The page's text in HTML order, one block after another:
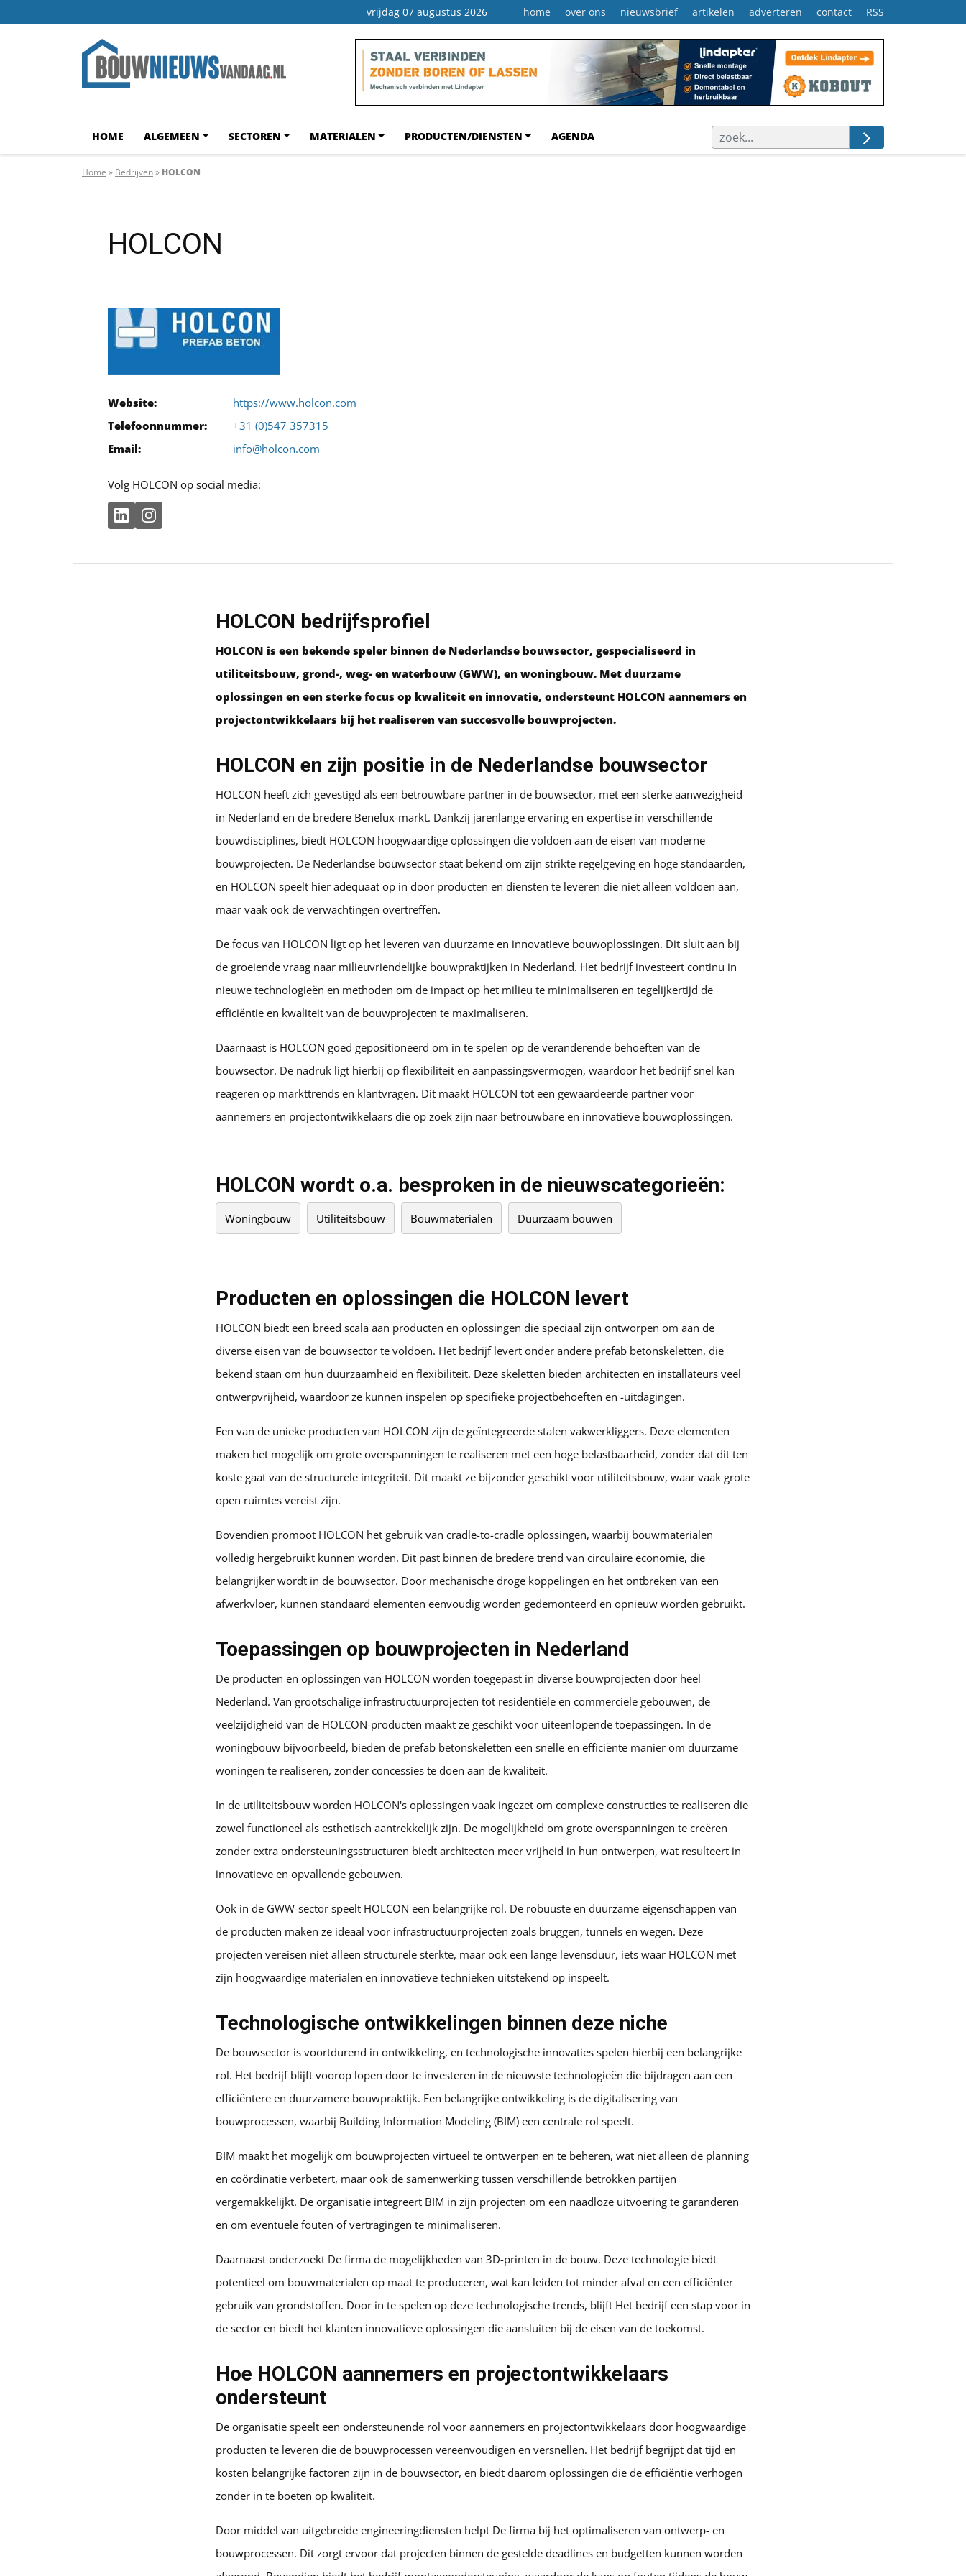
vrijdag 07 augustus 2026 home over ons nieuwsbrief artikelen adverteren contact RSS
HOME ALGEMEEN SECTOREN MATERIALEN PRODUCTEN/DIENSTEN AGENDA
Home » Bedrijven» HOLCON
HOLCON
Website:
https://www.holcon.com
Telefoonnummer:
+31 (0)547 357315
Email:
info@holcon.com
Volg HOLCON op social media:
HOLCON bedrijfsprofiel
HOLCON is een bekende speler binnen de Nederlandse bouwsector, gespecialiseerd in
utiliteitsbouw, grond-, weg- en waterbouw (GWW), en woningbouw. Met duurzame
oplossingen en een sterke focus op kwaliteit en innovatie, ondersteunt HOLCON aannemers en
projectontwikkelaars bij het realiseren van succesvolle bouwprojecten.
HOLCON en zijn positie in de Nederlandse bouwsector
HOLCON heeft zich gevestigd als een betrouwbare partner in de bouwsector, met een sterke aanwezigheid
in Nederland en de bredere Benelux-markt. Dankzij jarenlange ervaring en expertise in verschillende
bouwdisciplines, biedt HOLCON hoogwaardige oplossingen die voldoen aan de eisen van moderne
bouwprojecten. De Nederlandse bouwsector staat bekend om zijn strikte regelgeving en hoge standaarden,
en HOLCON speelt hier adequaat op in door producten en diensten te leveren die niet alleen voldoen aan,
maar vaak ook de verwachtingen overtreffen.
De focus van HOLCON ligt op het leveren van duurzame en innovatieve bouwoplossingen. Dit sluit aan bij
de groeiende vraag naar milieuvriendelijke bouwpraktijken in Nederland. Het bedrijf investeert continu in
nieuwe technologieën en methoden om de impact op het milieu te minimaliseren en tegelijkertijd de
efficiëntie en kwaliteit van de bouwprojecten te maximaliseren.
Daarnaast is HOLCON goed gepositioneerd om in te spelen op de veranderende behoeften van de
bouwsector. De nadruk ligt hierbij op flexibiliteit en aanpassingsvermogen, waardoor het bedrijf snel kan
reageren op markttrends en klantvragen. Dit maakt HOLCON tot een gewaardeerde partner voor
aannemers en projectontwikkelaars die op zoek zijn naar betrouwbare en innovatieve bouwoplossingen.
HOLCON wordt o.a. besproken in de nieuwscategorieën:
Woningbouw Utiliteitsbouw Bouwmaterialen Duurzaam bouwen
Producten en oplossingen die HOLCON levert
HOLCON biedt een breed scala aan producten en oplossingen die speciaal zijn ontworpen om aan de
diverse eisen van de bouwsector te voldoen. Het bedrijf levert onder andere prefab betonskeletten, die
bekend staan om hun duurzaamheid en flexibiliteit. Deze skeletten bieden architecten en installateurs veel
ontwerpvrijheid, waardoor ze kunnen inspelen op specifieke projectbehoeften en -uitdagingen.
Een van de unieke producten van HOLCON zijn de geïntegreerde stalen vakwerkliggers. Deze elementen
maken het mogelijk om grote overspanningen te realiseren met een hoge belastbaarheid, zonder dat dit ten
koste gaat van de structurele integriteit. Dit maakt ze bijzonder geschikt voor utiliteitsbouw, waar vaak grote
open ruimtes vereist zijn.
Bovendien promoot HOLCON het gebruik van cradle-to-cradle oplossingen, waarbij bouwmaterialen
volledig hergebruikt kunnen worden. Dit past binnen de bredere trend van circulaire economie, die
belangrijker wordt in de bouwsector. Door mechanische droge koppelingen en het ontbreken van een
afwerkvloer, kunnen standaard elementen eenvoudig worden gedemonteerd en opnieuw worden gebruikt.
Toepassingen op bouwprojecten in Nederland
De producten en oplossingen van HOLCON worden toegepast in diverse bouwprojecten door heel
Nederland. Van grootschalige infrastructuurprojecten tot residentiële en commerciële gebouwen, de
veelzijdigheid van de HOLCON-producten maakt ze geschikt voor uiteenlopende toepassingen. In de
woningbouw bijvoorbeeld, bieden de prefab betonskeletten een snelle en efficiënte manier om duurzame
woningen te realiseren, zonder concessies te doen aan de kwaliteit.
In de utiliteitsbouw worden HOLCON's oplossingen vaak ingezet om complexe constructies te realiseren die
zowel functioneel als esthetisch aantrekkelijk zijn. De mogelijkheid om grote overspanningen te creëren
zonder extra ondersteuningsstructuren biedt architecten meer vrijheid in hun ontwerpen, wat resulteert in
innovatieve en opvallende gebouwen.
Ook in de GWW-sector speelt HOLCON een belangrijke rol. De robuuste en duurzame eigenschappen van
de producten maken ze ideaal voor infrastructuurprojecten zoals bruggen, tunnels en wegen. Deze
projecten vereisen niet alleen structurele sterkte, maar ook een lange levensduur, iets waar HOLCON met
zijn hoogwaardige materialen en innovatieve technieken uitstekend op inspeelt.
Technologische ontwikkelingen binnen deze niche
De bouwsector is voortdurend in ontwikkeling, en technologische innovaties spelen hierbij een belangrijke
rol. Het bedrijf blijft voorop lopen door te investeren in de nieuwste technologieën die bijdragen aan een
efficiëntere en duurzamere bouwpraktijk. Een belangrijke ontwikkeling is de digitalisering van
bouwprocessen, waarbij Building Information Modeling (BIM) een centrale rol speelt.
BIM maakt het mogelijk om bouwprojecten virtueel te ontwerpen en te beheren, wat niet alleen de planning
en coördinatie verbetert, maar ook de samenwerking tussen verschillende betrokken partijen
vergemakkelijkt. De organisatie integreert BIM in zijn projecten om een naadloze uitvoering te garanderen
en om eventuele fouten of vertragingen te minimaliseren.
Daarnaast onderzoekt De firma de mogelijkheden van 3D-printen in de bouw. Deze technologie biedt
potentieel om bouwmaterialen op maat te produceren, wat kan leiden tot minder afval en een efficiënter
gebruik van grondstoffen. Door in te spelen op deze technologische trends, blijft Het bedrijf een stap voor in
de sector en biedt het klanten innovatieve oplossingen die aansluiten bij de eisen van de toekomst.
Hoe HOLCON aannemers en projectontwikkelaars
ondersteunt
De organisatie speelt een ondersteunende rol voor aannemers en projectontwikkelaars door hoogwaardige
producten te leveren die de bouwprocessen vereenvoudigen en versnellen. Het bedrijf begrijpt dat tijd en
kosten belangrijke factoren zijn in de bouwsector, en biedt daarom oplossingen die de efficiëntie verhogen
zonder in te boeten op kwaliteit.
Door middel van uitgebreide engineeringdiensten helpt De firma bij het optimaliseren van ontwerp- en
bouwprocessen. Dit zorgt ervoor dat projecten binnen de gestelde deadlines en budgetten kunnen worden